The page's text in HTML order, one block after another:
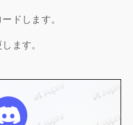
ドします。
ます。